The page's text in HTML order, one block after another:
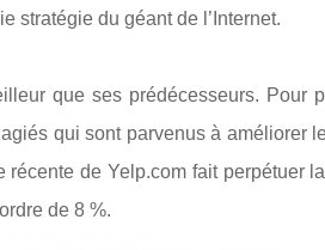
stratégie du géant de l’Internet.
que ses prédécesseurs. Pour
qui sont parvenus à améliorer
de Yelp.com fait perpétuer
de 8 %.